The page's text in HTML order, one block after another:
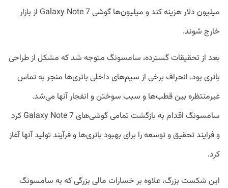
میلیون دلار هزینه کند و میلیون‌ها گوشی Galaxy Note 7 از بازار
خارج شوند.
بعد از تحقیقات گسترده، سامسونگ متوجه شد که مشکل از طراحی
باتری بود. انحراف برخی از سیم‌های داخلی باتری‌ها منجر به تماس
غیرمنتظره بین قطب‌ها و سبب سوختن و انفجار آنها می‌شد.
سامسونگ اقدام به بازگشت تمامی گوشی‌های Galaxy Note 7 کرد
و فرایند تحقیق و توسعه را برای بهبود باتری‌ها و فرآیند تولید آنها آغاز
کرد.
این شکست بزرگ، علاوه بر خسارات مالی بزرگی که به سامسونگ